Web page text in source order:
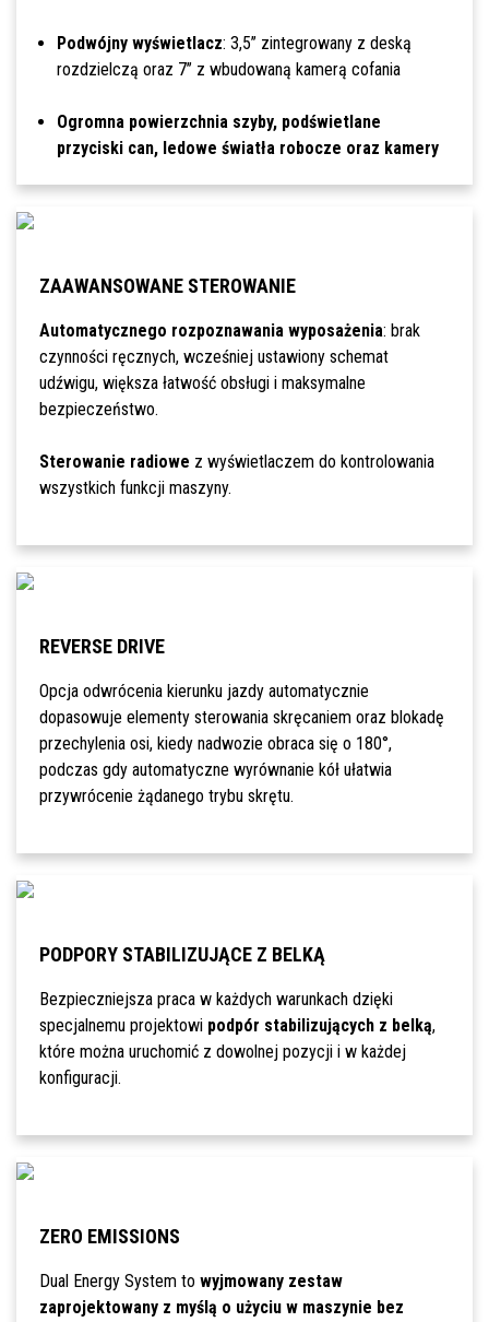
Podwójny wyświetlacz: 3,5’’ zintegrowany z deską
rozdzielczą oraz 7’’ z wbudowaną kamerą cofania
Ogromna powierzchnia szyby, podświetlane
przyciski can, ledowe światła robocze oraz kamery
ZAAWANSOWANE STEROWANIE
Automatycznego rozpoznawania wyposażenia: brak
czynności ręcznych, wcześniej ustawiony schemat
udźwigu, większa łatwość obsługi i maksymalne
bezpieczeństwo.
Sterowanie radiowe z wyświetlaczem do kontrolowania
wszystkich funkcji maszyny.
REVERSE DRIVE
Opcja odwrócenia kierunku jazdy automatycznie
dopasowuje elementy sterowania skręcaniem oraz blokadę
przechylenia osi, kiedy nadwozie obraca się o 180°,
podczas gdy automatyczne wyrównanie kół ułatwia
przywrócenie żądanego trybu skrętu.
PODPORY STABILIZUJĄCE Z BELKĄ
Bezpieczniejsza praca w każdych warunkach dzięki
specjalnemu projektowi podpór stabilizujących z belką,
które można uruchomić z dowolnej pozycji i w każdej
konfiguracji.
ZERO EMISSIONS
Dual Energy System to wyjmowany zestaw
zaprojektowany z myślą o użyciu w maszynie bez